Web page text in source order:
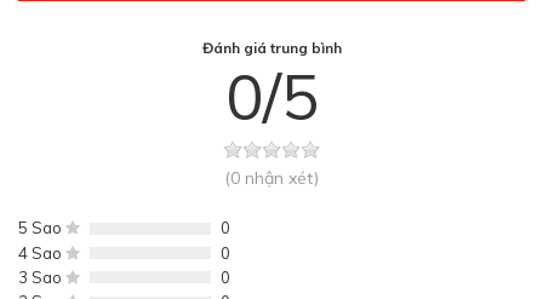
Đánh giá trung bình
0/5
(0 nhận xét)
5 Sao
0
4 Sao
0
3 Sao
0